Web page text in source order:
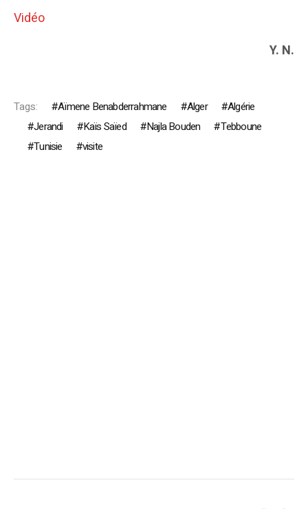
Vidéo
Y. N.
Tags: Aïmene Benabderrahmane Alger
Algérie
Jerandi
Kaïs Saïed Najla Bouden
Tebboune
Tunisie
visite